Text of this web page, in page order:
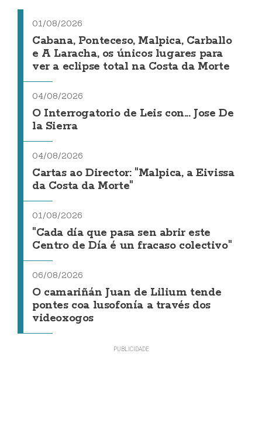
01/08/2026
Cabana, Ponteceso, Malpica, Carballo
e A Laracha, os únicos lugares para
ver a eclipse total na Costa da Morte
04/08/2026
O Interrogatorio de Leis con... Jose De
la Sierra
04/08/2026
Cartas ao Director: "Malpica, a Eivissa
da Costa da Morte"
01/08/2026
"Cada día que pasa sen abrir este
Centro de Día é un fracaso colectivo"
06/08/2026
O camariñán Juan de Lilium tende
pontes coa lusofonía a través dos
videoxogos